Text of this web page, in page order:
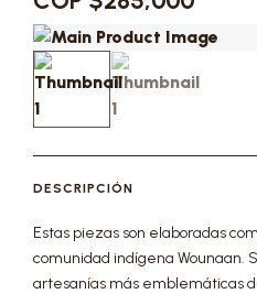
DESCRIPCIÓN
Estas piezas son elaboradas
comunidad indígena Wounaan.
artesanías más emblemáticas